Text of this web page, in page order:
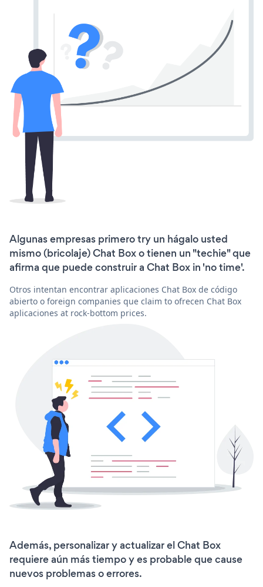
Algunas empresas primero try un hágalo usted
mismo (bricolaje) Chat Box o tienen un "techie" que
afirma que puede construir a Chat Box in 'no time'.
Otros intentan encontrar aplicaciones Chat Box de código
abierto o foreign companies que claim to ofrecen Chat Box
aplicaciones at rock-bottom prices.
Además, personalizar y actualizar el Chat Box
requiere aún más tiempo y es probable que cause
nuevos problemas o errores.